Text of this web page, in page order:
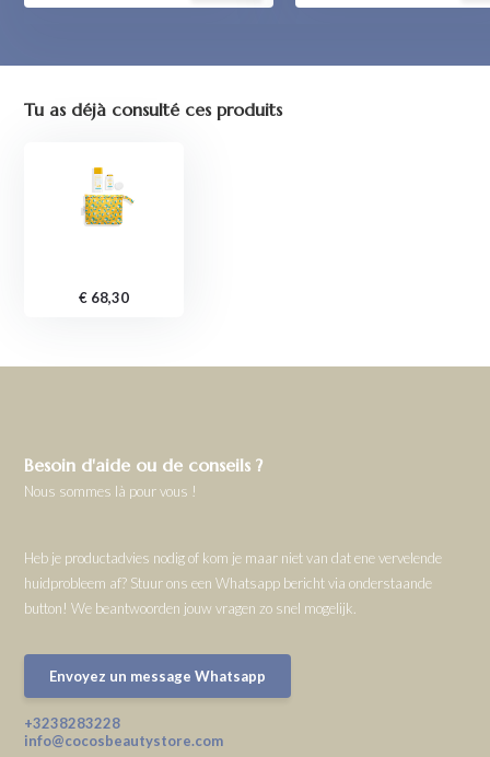
Tu as déjà consulté ces produits
€ 68,30
Besoin d'aide ou de conseils ?
Nous sommes là pour vous !
Heb je productadvies nodig of kom je maar niet van dat ene vervelende
huidprobleem af? Stuur ons een Whatsapp bericht via onderstaande
button! We beantwoorden jouw vragen zo snel mogelijk.
Envoyez un message Whatsapp
+3238283228
info@cocosbeautystore.com